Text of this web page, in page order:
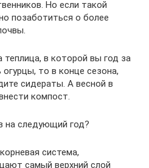
Но если такой
позаботиться о более
теплица, в которой вы год за
то в конце сезона,
сидераты. А весной в
компост.
на следующий год?
система,
самый верхний слой